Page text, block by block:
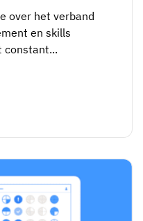
over het verband
en skills
constant...